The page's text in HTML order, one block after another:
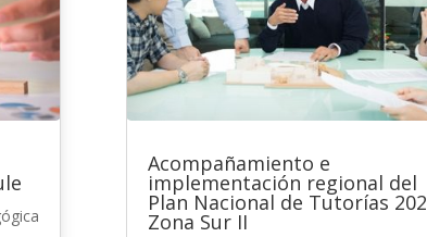
Acompañamiento e
implementación regional del
Plan Nacional de Tutorías
Zona Sur II